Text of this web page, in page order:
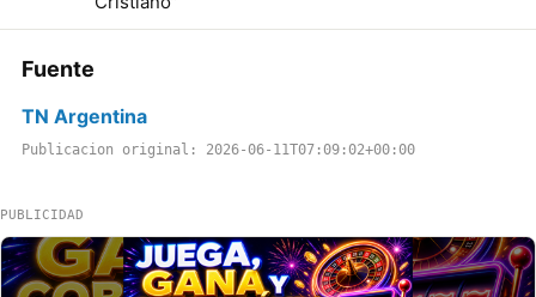
Fuente
TN Argentina
Publicacion original: 2026-06-11T07:09:02+00:00
PUBLICIDAD